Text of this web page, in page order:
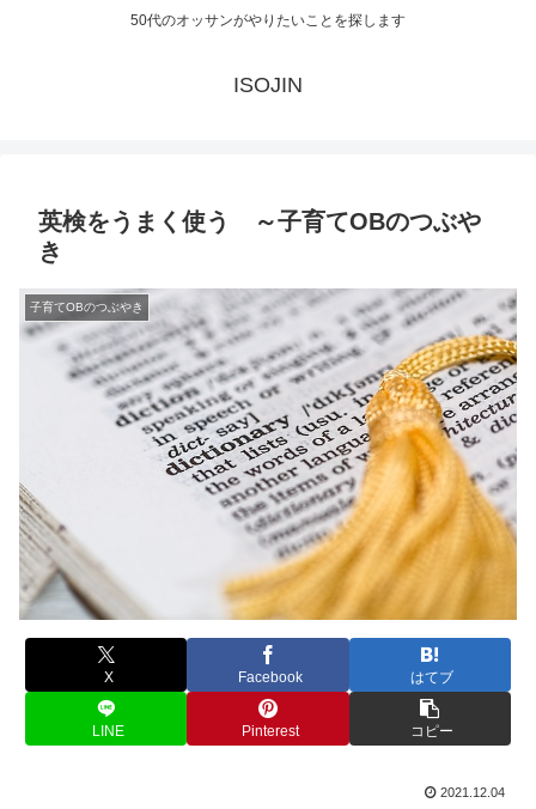
50代のオッサンがやりたいことを探します
ISOJIN
英検をうまく使う ～子育てOBのつぶや
き
子育てOBのつぶやき
X Facebook はてブ
LINE Pinterest コピー
2021.12.04